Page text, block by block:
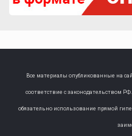
Все материалы опубликованные на
соответствие с законодательством
обязательно использование прямой